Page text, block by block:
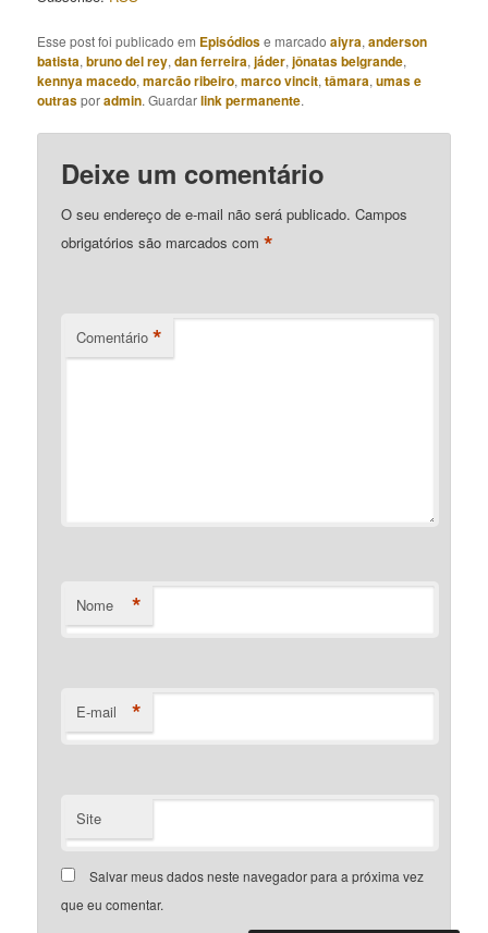
Esse post foi publicado em Episódiose marcadoaiyra,anderson
batista,bruno del rey,dan ferreira,jáder,jônatas belgrande,
kennya macedo,marcão ribeiro,marco vincit,tâmara,umas e
outrasporadmin. Guardarlink permanente.
Deixe um comentário
O seu endereço de e-mail não será publicado. Campos
obrigatórios são marcados com*
Comentário *
Nome *
E-mail *
Site
Salvar meus dados neste navegador para a próxima vez
que eu comentar.